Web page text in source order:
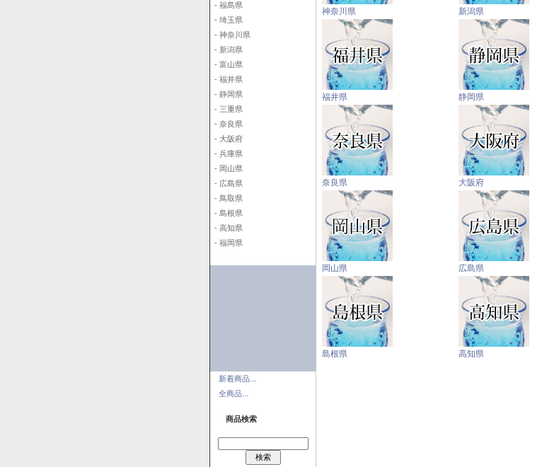
- 福島県
- 埼玉県
- 神奈川県
- 新潟県
- 富山県
- 福井県
- 静岡県
- 三重県
- 奈良県
- 大阪府
- 兵庫県
- 岡山県
- 広島県
- 鳥取県
- 島根県
- 高知県
- 福岡県
新着商品...
全商品...
商品検索
神奈川県 新潟県
福井県 静岡県
奈良県 大阪府
岡山県 広島県
島根県 高知県